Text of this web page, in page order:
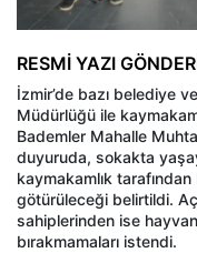
RESMİ YAZI
İzmir’de bazı belediye
Müdürlüğü ile
Bademler Mahalle
duyuruda, sokakta
kaymakamlık
götürüleceği belirtildi.
sahiplerinden ise
bırakmamaları istendi.